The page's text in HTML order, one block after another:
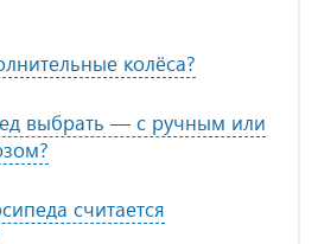
колёса?
выбрать — с ручным или
считается